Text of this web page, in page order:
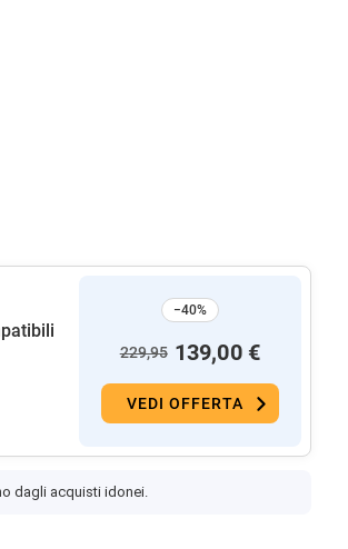
−40%
229,95 139,00 €
VEDI OFFERTA
dagli acquisti idonei.